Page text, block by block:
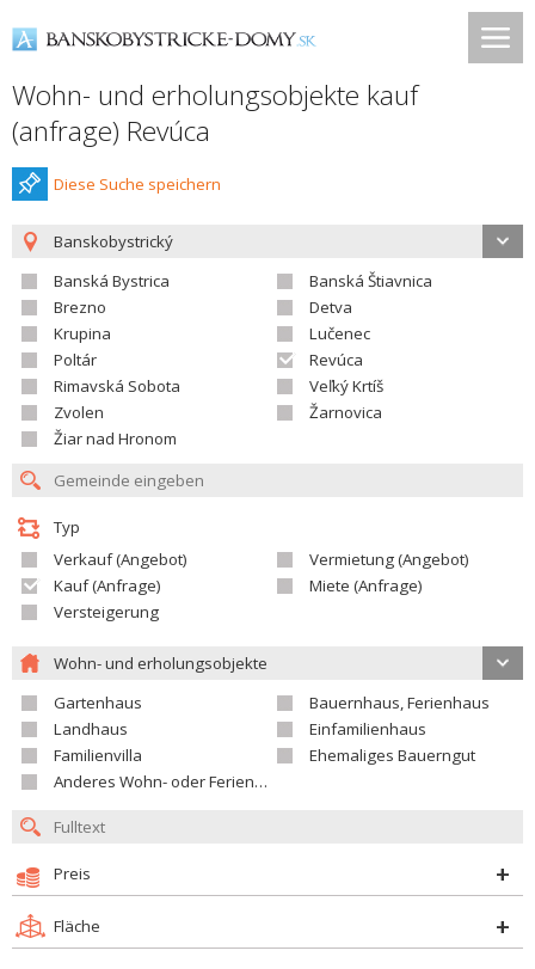
Wohn- und erholungsobjekte kauf
(anfrage) Revúca
Diese Suche speichern
Banskobystrický
Banská Bystrica
Banská Štiavnica
Brezno
Detva
Krupina
Lučenec
Poltár
Revúca
Rimavská Sobota
Veľký Krtíš
Zvolen
Žarnovica
Žiar nad Hronom
Typ
Verkauf (Angebot)
Vermietung (Angebot)
Kauf (Anfrage)
Miete (Anfrage)
Versteigerung
Wohn- und erholungsobjekte
Gartenhaus
Bauernhaus, Ferienhaus
Landhaus
Einfamilienhaus
Familienvilla
Ehemaliges Bauerngut
Anderes Wohn- oder Ferienobjekt
Preis
Fläche